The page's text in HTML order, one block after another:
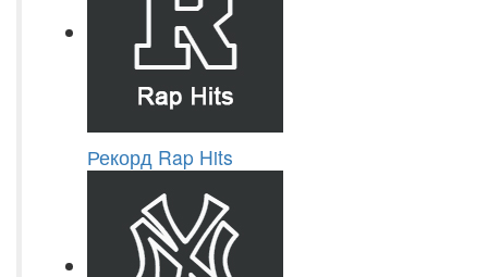
Рекорд Rap Hits